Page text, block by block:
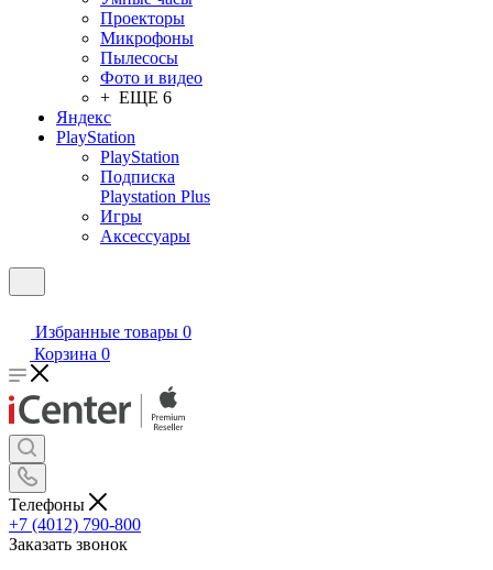
Проекторы
Микрофоны
Пылесосы
Фото и видео
+ ЕЩЕ 6
Яндекс
PlayStation
PlayStation
Подписка
Playstation Plus
Игры
Аксессуары
Избранные товары 0
Корзина 0
Телефоны
+7 (4012) 790-800
Заказать звонок